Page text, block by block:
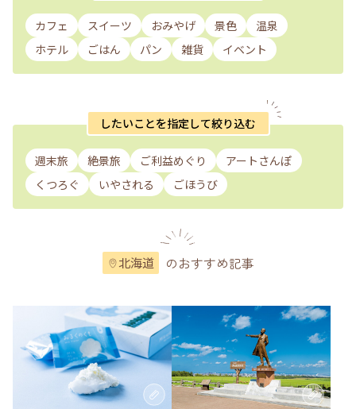
カフェ スイーツ おみやげ 景色
温泉
ホテル
ごはん パン 雑貨 イベント
したいことを指定して絞り込む
週末旅 絶景旅 ご利益めぐり
アートさんぽ
くつろぐ
いやされる ごほうび
北海道 のおすすめ記事